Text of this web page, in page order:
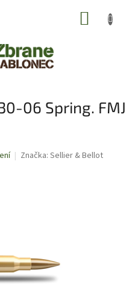
06 Spring. FMJ
Značka: Sellier & Bellot